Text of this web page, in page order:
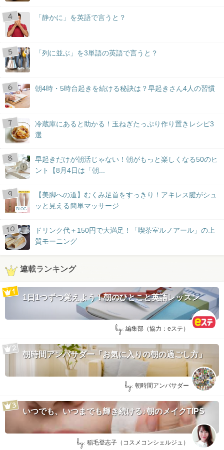
「静かに」を英語で言うと？
「列に並ぶ」を3単語の英語で言うと？
朝4時・5時台起きを続ける秘訣は？早起きさん4人の習慣
冷蔵庫にあると助かる！玉ねぎたっぷり作り置きレシピ3
選
早起きだけが朝活じゃない！朝がもっと楽しくなる50のヒ
ント【8月4日は「朝...
BLOG
【美脚への道】むくみ足首をすっきり！アキレス腱がシュ
ッと見える簡単マッサージ
ドリンク代＋150円で大満足！「喫茶室ルノアール」の上
質モーニング
連載ランキング
1日1つずつ覚えよう！朝のひとこと英語レッスン
by: 編集部（協力：eステ）
朝時間アンバサダー「お気に入りの朝の過ごし方」
by: 朝時間アンバサダー
いつでも、いつまでも輝き続ける♪朝のメイクTIPS
by: 稲毛登志子（コスメコンシェルジュ）